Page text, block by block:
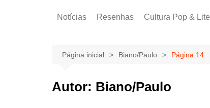
Notícias Resenhas Cultura Pop &
Página inicial Biano/Paulo Página 14
Autor: Biano/Paulo